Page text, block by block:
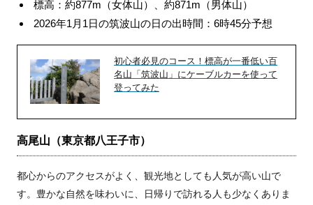
標高：約877m（女体山）、約871m（男体山）
2026年1月1日の筑波山の日の出時間：6時45分予想
初心者必見のコース！標高が一番低い百
名山「筑波山」にケーブルカーを使って
登ってみた
高尾山（東京都八王子市）
都心からのアクセスがよく、観光地としても人気が高い山で
す。豊かな自然を味わいに、日帰りで訪れる人も少なくありま